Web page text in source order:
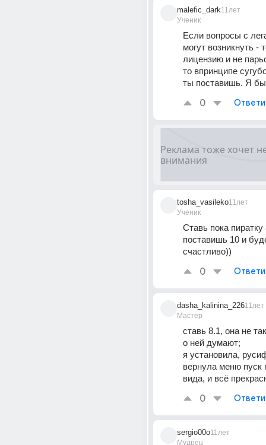
malefic_dark
Ученик
11лет
Если вопросы с
могут возникнуть -
лицензию и не
то впринципе
ты поставишь. Я бы
0
tosha_vasileko
Ученик
11лет
Ставь пока
поставишь 10 и
счастливо))
0
dasha_kalinina_226
Мастер
11лет
ставь 8.1, она не
о ней думают;
я установила,
вернула меню пуск
вида, и всё
0
sergio00o
Мудрец
11лет